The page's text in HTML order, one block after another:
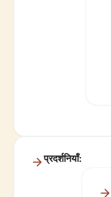
प्रदर्शनियाँ: